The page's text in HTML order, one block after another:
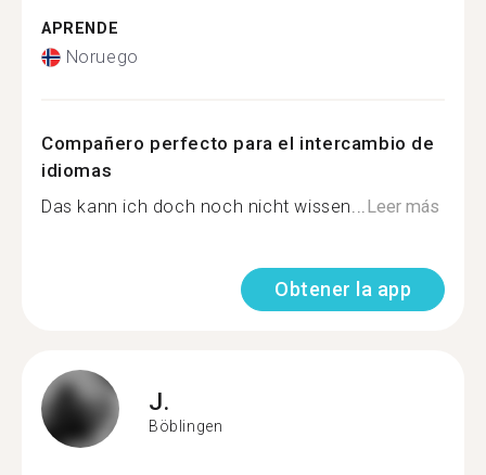
APRENDE
Noruego
Compañero perfecto para el intercambio de
idiomas
Das kann ich doch noch nicht wissen...Leer más
Obtener la app
J.
Böblingen